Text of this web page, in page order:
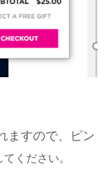
ますので、ピン
ください。